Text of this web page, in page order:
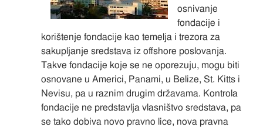
osnivanje
fondacije i
korištenje fondacije kao temelja i trezora za
sakupljanje sredstava iz offshore poslovanja.
Takve fondacije koje se ne oporezuju, mogu biti
osnovane u Americi, Panami, u Belize, St. Kitts i
Nevisu, pa u raznim drugim državama. Kontrola
fondacije ne predstavlja vlasništvo sredstava, pa
se tako dobiva novo pravno lice, nova pravna